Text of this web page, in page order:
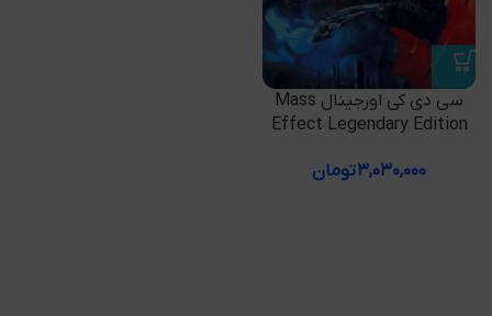
سی دی کی اورجینال Mass
Effect Legendary Edition
۳,۰۳۰,۰۰۰تومان